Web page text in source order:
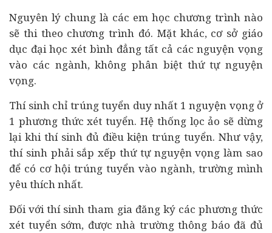
Nguyên lý chung là các em học chương trình nào
sẽ thi theo chương trình đó. Mặt khác, cơ sở giáo
dục đại học xét bình đẳng tất cả các nguyện vọng
vào các ngành, không phân biệt thứ tự nguyện
vọng.
Thí sinh chỉ trúng tuyển duy nhất 1 nguyện vọng ở
1 phương thức xét tuyển. Hệ thống lọc ảo sẽ dừng
lại khi thí sinh đủ điều kiện trúng tuyển. Như vậy,
thí sinh phải sắp xếp thứ tự nguyện vọng làm sao
để có cơ hội trúng tuyển vào ngành, trường mình
yêu thích nhất.
Đối với thí sinh tham gia đăng ký các phương thức
xét tuyển sớm, được nhà trường thông báo đã đủ